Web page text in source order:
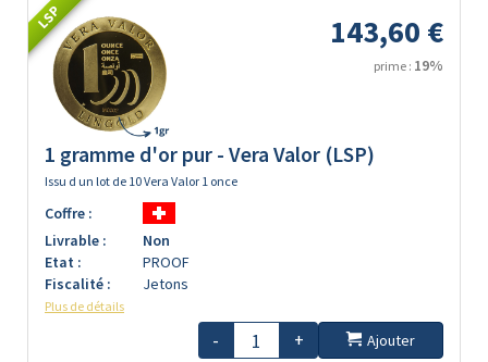
LSP 143,60 €
prime : 19%
1 gramme d'or pur - Vera Valor (LSP)
Issu d un lot de 10 Vera Valor 1 once
Coffre :
Livrable :
Non
Etat :
PROOF
Fiscalité :
Jetons
Plus de détails
- + Ajouter